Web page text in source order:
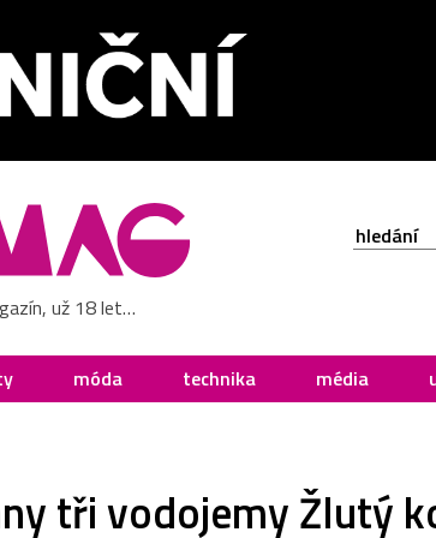
už 18 let…
móda technika média
tři vodojemy Žlutý